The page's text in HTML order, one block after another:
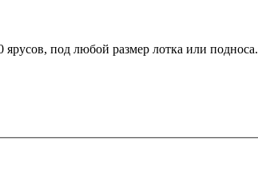
под любой размер лотка или подноса.